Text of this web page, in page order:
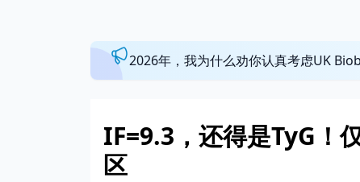
2026年，我为什么劝你认真考虑UK
IF=9.3，还得是TyG！
区